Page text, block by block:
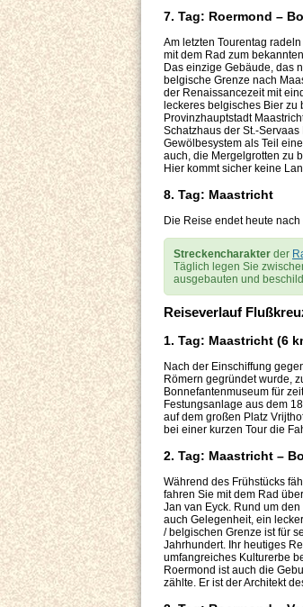
7. Tag: Roermond –
Am letzten Tourentag
mit dem Rad zum
Das einzige Gebäude, das
belgische Grenze nach
der Renaissancezeit mit
leckeres belgisches Bier zu
Provinzhauptstadt
Schatzhaus der St.-
Gewölbesystem als Teil
auch, die Mergelgrotten zu
Hier kommt sicher keine
8. Tag: Maastricht
Die Reise endet heute
Streckencharakter der
Täglich legen Sie
ausgebauten und
Reiseverlauf
1. Tag: Maastricht (6
Nach der Einschiffung
Römern gegründet wurde,
Bonnefantenmuseum für
Festungsanlage aus dem
auf dem großen Platz
bei einer kurzen Tour die
2. Tag: Maastricht –
Während des Frühstücks
fahren Sie mit dem Rad
Jan van Eyck. Rund um
auch Gelegenheit, ein
/ belgischen Grenze ist für
Jahrhundert. Ihr heutiges
umfangreiches Kulturerbe
Roermond ist auch die
zählte. Er ist der Architekt